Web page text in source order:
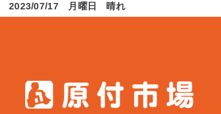
2023/07/17 月曜日 晴れ